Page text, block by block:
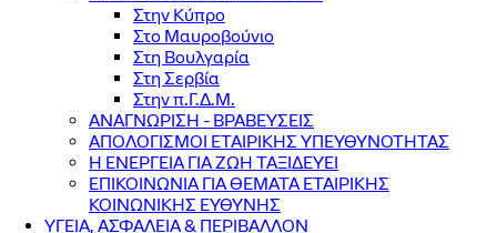
Στην Κύπρο
Στο Μαυροβούνιο
Στη Βουλγαρία
Στη Σερβία
Στην π.Γ.Δ.Μ.
ΑΝΑΓΝΩΡΙΣΗ - ΒΡΑΒΕΥΣΕΙΣ
ΑΠΟΛΟΓΙΣΜΟΙ ΕΤΑΙΡΙΚΗΣ ΥΠΕΥΘΥΝΟΤΗΤΑΣ
Η ΕΝΕΡΓΕΙΑ ΓΙΑ ΖΩΗ ΤΑΞΙΔΕΥΕΙ
ΕΠΙΚΟΙΝΩΝΙΑ ΓΙΑ ΘΕΜΑΤΑ ΕΤΑΙΡΙΚΗΣ
ΚΟΙΝΩΝΙΚΗΣ ΕΥΘΥΝΗΣ
ΥΓΕΙΑ, ΑΣΦΑΛΕΙΑ & ΠΕΡΙΒΑΛΛΟΝ